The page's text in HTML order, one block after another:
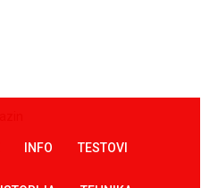
INFO TESTOVI